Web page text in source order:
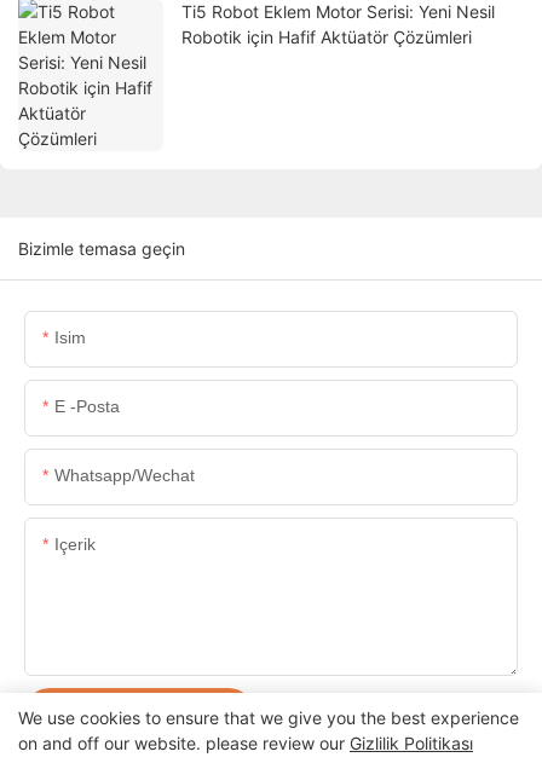
Ti5 Robot Eklem Motor Serisi: Yeni Nesil
Robotik için Hafif Aktüatör Çözümleri
Bizimle temasa geçin
Isim
E -posta
Whatsapp/wechat
Içerik
ŞIMDI SORUŞTURMA
We use cookies to ensure that we give you the best experience
on and off our website. please review our Gizlilik Politikası